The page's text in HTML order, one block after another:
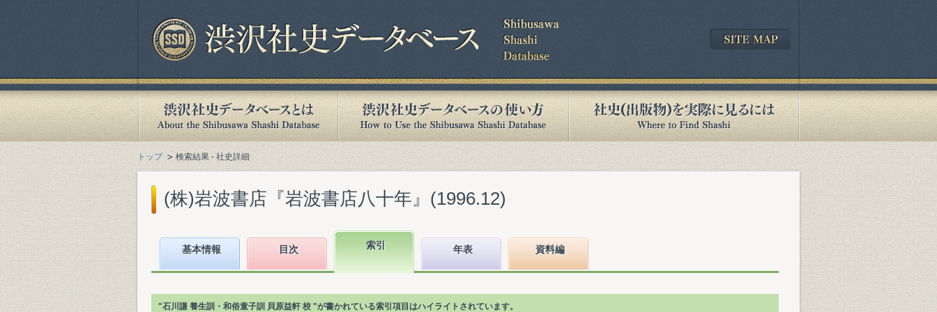
トップ 検索結果 - 社史詳細
(株)岩波書店『岩波書店八十年』(1996.12)
基本情報 目次 索引 年表 資料編
"石川謙 養生訓・和俗童子訓 貝原益軒 校 "が書かれている索引項目はハイライトされています。